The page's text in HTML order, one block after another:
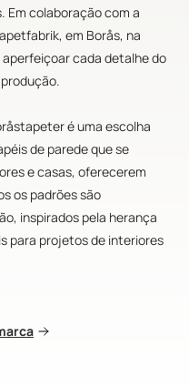
Em colaboração com a
em Borås, na
cada detalhe do
é uma escolha
de parede que se
e casas, oferecerem
os padrões são
inspirados pela herança
para projetos de interiores